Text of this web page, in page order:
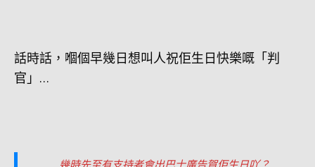
話時話，嗰個早幾日想叫人祝佢生日快樂嘅「判
官」…